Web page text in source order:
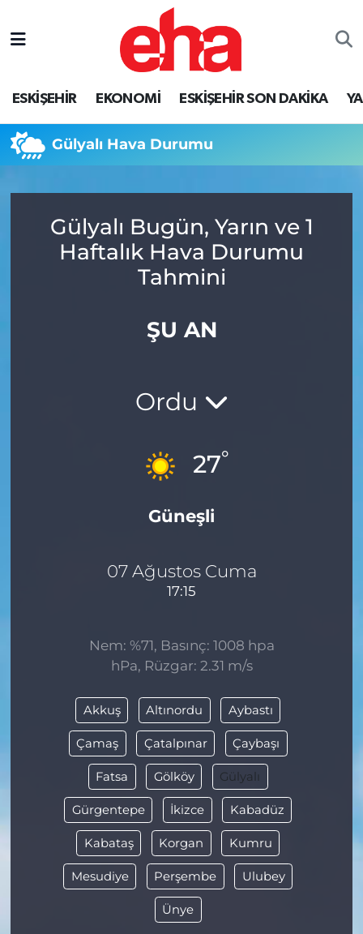
ESKİŞEHİR EKONOMİ ESKİŞEHİR SON DAKİKA
Gülyalı Hava Durumu
Gülyalı Bugün, Yarın ve 1
Haftalık Hava Durumu
Tahmini
ŞU AN
Ordu
27°
Güneşli
07 Ağustos Cuma
17:15
Nem: %71, Basınç: 1008 hpa
hPa, Rüzgar: 2.31 m/s
Akkuş Altınordu Aybastı
Çamaş Çatalpınar Çaybaşı
Fatsa Gölköy Gülyalı
Gürgentepe İkizce Kabadüz
Kabataş Korgan Kumru
Mesudiye Perşembe Ulubey
Ünye